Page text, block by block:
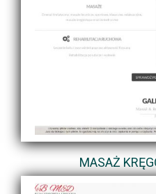
MASAŻ